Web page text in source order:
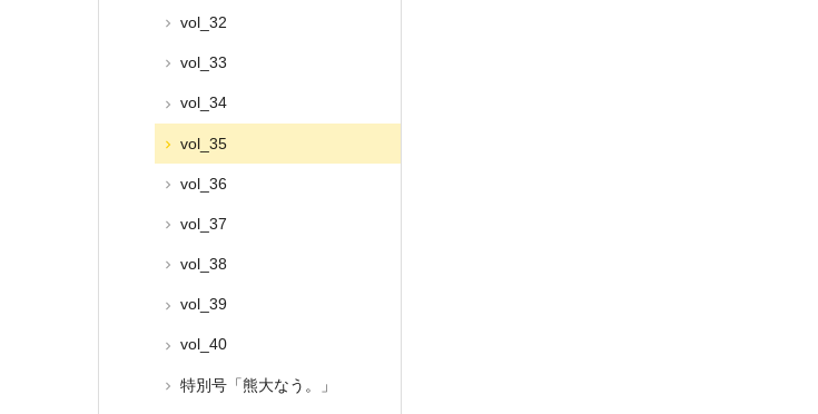
vol_32
vol_33
vol_34
vol_35
vol_36
vol_37
vol_38
vol_39
vol_40
特別号「熊大なう。」